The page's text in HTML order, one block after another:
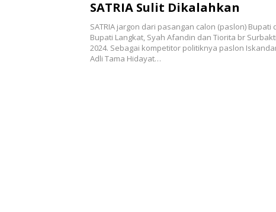
SATRIA Sulit Dikalahkan
SATRIA jargon dari pasangan calon (paslon) Bupati
Bupati Langkat, Syah Afandin dan Tiorita br
2024. Sebagai kompetitor politiknya paslon
Adli Tama Hidayat…